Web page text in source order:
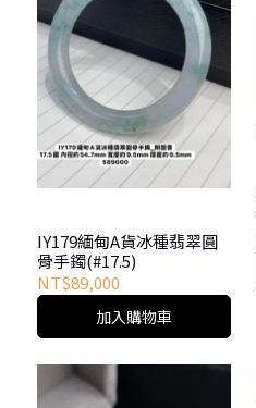
IY179緬甸A貨冰種翡翠圓
骨手鐲(#17.5)
NT$89,000
加入購物車